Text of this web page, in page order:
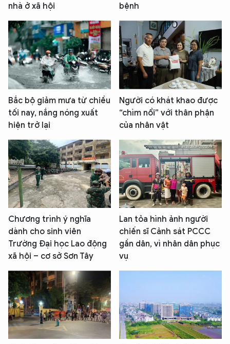
nhà ở xã hội
bệnh
Bắc bộ giảm mưa từ chiều
tối nay, nắng nóng xuất
hiện trở lại
Người có khát khao được
“chìm nổi” với thân phận
của nhân vật
Chương trình ý nghĩa
dành cho sinh viên
Trường Đại học Lao động
xã hội – cơ sở Sơn Tây
Lan tỏa hình ảnh người
chiến sĩ Cảnh sát PCCC
gần dân, vì nhân dân phục
vụ